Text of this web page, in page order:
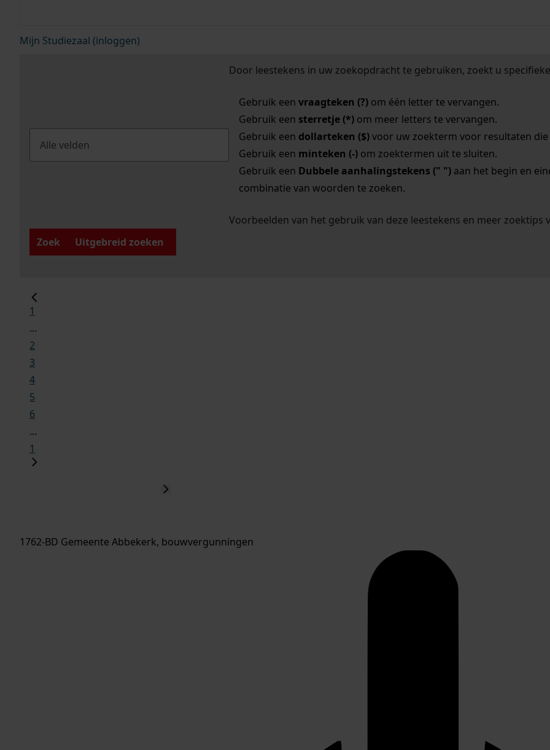
Mijn Studiezaal (inloggen)
Door leestekens in uw zoekopdracht te gebruiken, zoekt u
Gebruik een vraagteken (?)om één letter te vervangen.
Gebruik een sterretje (*)om meer letters te vervangen.
Gebruik een dollarteken ($)voor uw zoekterm voor resultaten die
Gebruik een minteken (-)om zoektermen uit te sluiten.
Gebruik een Dubbele aanhalingstekens (" ")aan het begin en
combinatie van woorden te zoeken.
Voorbeelden van het gebruik van deze leestekens en meer zoektips
Zoek
Uitgebreid zoeken
1
...
2
3
4
5
6
...
1
1762-BD Gemeente Abbekerk, bouwvergunningen